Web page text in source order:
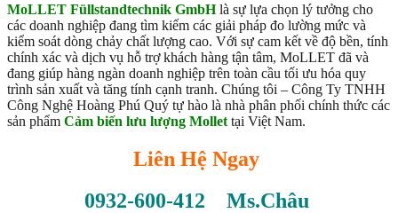
MoLLET Füllstandtechnik GmbHlà sự lựa chọn lý tưởng cho
các doanh nghiệp đang tìm kiếm các giải pháp đo lường mức và
kiểm soát dòng chảy chất lượng cao. Với sự cam kết về độ bền, tính
chính xác và dịch vụ hỗ trợ khách hàng tận tâm, MoLLET đã và
đang giúp hàng ngàn doanh nghiệp trên toàn cầu tối ưu hóa quy
trình sản xuất và tăng tính cạnh tranh. Chúng tôi – Công Ty TNHH
Công Nghệ Hoàng Phú Quý tự hào là nhà phân phối chính thức các
sản phẩm Cảm biến lưu lượng Mollet tại Việt Nam.
Liên Hệ Ngay
0932-600-412 Ms.Châu